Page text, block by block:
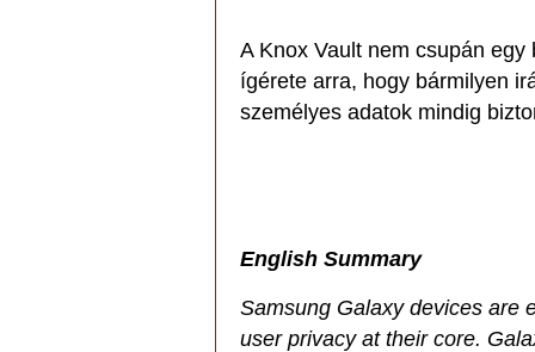
A Knox Vault nem csupán
ígérete arra, hogy bármilyen
személyes adatok mindig
English Summary
Samsung Galaxy devices are
user privacy at their core.